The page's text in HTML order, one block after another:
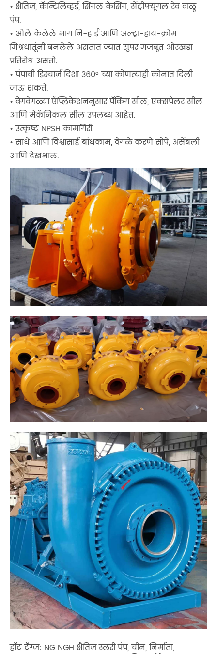
• क्षैतिज, कॅन्टिलिव्हर्ड, सिंगल केसिंग, सेंट्रीफ्यूगल रेव वाळू
पंप.
• ओले केलेले भाग नि-हार्ड आणि अल्ट्रा-हाय-क्रोम
मिश्रधातूंनी बनलेले असतात ज्यात सुपर मजबूत ओरखडा
प्रतिरोध असतो.
• पंपाची डिस्चार्ज दिशा 360° च्या कोणत्याही कोनात दिली
जाऊ शकते.
• वेगवेगळ्या ऍप्लिकेशननुसार पॅकिंग सील, एक्सपेलर सील
आणि मेकॅनिकल सील उपलब्ध आहेत.
• उत्कृष्ट NPSH कामगिरी.
• साधे आणि विश्वासार्ह बांधकाम, वेगळे करणे सोपे, असेंबली
आणि देखभाल.
हॉट टॅग्ज: NG NGH क्षैतिज स्लरी पंप, चीन, निर्माता,